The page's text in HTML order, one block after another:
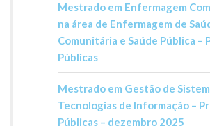
Mestrado em Enfermagem
na área de Enfermagem de
Comunitária e Saúde Pública –
Públicas
Mestrado em Gestão de
Tecnologias de Informação –
Públicas – dezembro 2025